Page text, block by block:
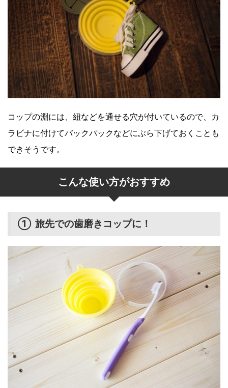
コップの淵には、紐などを通せる穴が付いているので、カ
ラビナに付けてバックパックなどにぶら下げておくことも
できそうです。
こんな使い方がおすすめ
① 旅先での歯磨きコップに！